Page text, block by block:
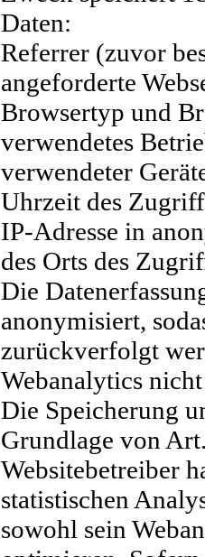
Daten:
Referrer (zuvor
angeforderte
Browsertyp und
verwendetes
verwendeter
Uhrzeit des
IP-Adresse in
des Orts des
Die
anonymisiert,
zurückverfolgt
Webanalytics
Die Speicherung
Grundlage von
Websitebetreiber
statistischen
sowohl sein